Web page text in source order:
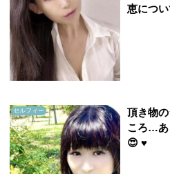
恵につ
セルフィー
頂き物
ころ…あ
😍 ♥️